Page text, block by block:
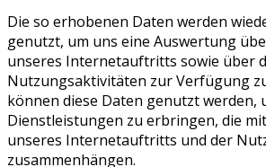
Die so erhobenen Daten werden
genutzt, um uns eine Auswertung
unseres Internetauftritts sowie über
Nutzungsaktivitäten zur Verfügung
können diese Daten genutzt werden,
Dienstleistungen zu erbringen, die
unseres Internetauftritts und der
zusammenhängen.